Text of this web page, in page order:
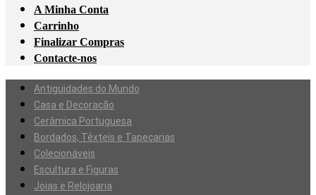
A Minha Conta
Carrinho
Finalizar Compras
Contacte-nos
Antiguidades do Mundo
Casa e Decoração
Cerâmica Portuguesa
Bordados, Têxteis e Tapeçarias
Colecionáveis
Escultura e Figuras
Joias e Relojoaria